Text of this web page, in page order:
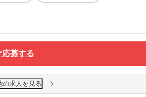
応募する
の求人を見る